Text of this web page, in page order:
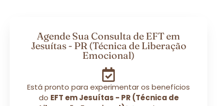
Agende Sua Consulta de EFT em
Jesuítas - PR (Técnica de Liberação
Emocional)
Está pronto para experimentar os benefícios
do EFT em Jesuítas - PR (Técnica de